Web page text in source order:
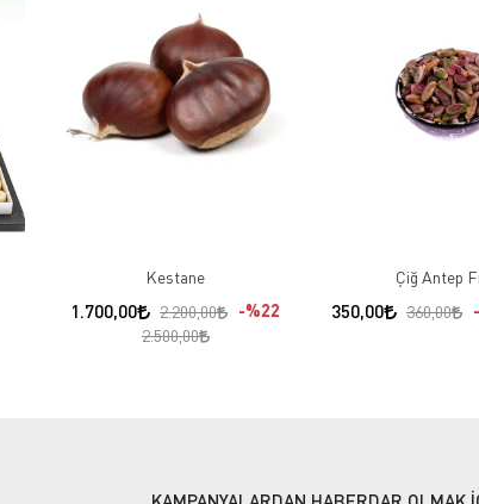
Kestane
1.700,00 2.200,00
%22
2.500,00
Çiğ Antep
350,00 360,00